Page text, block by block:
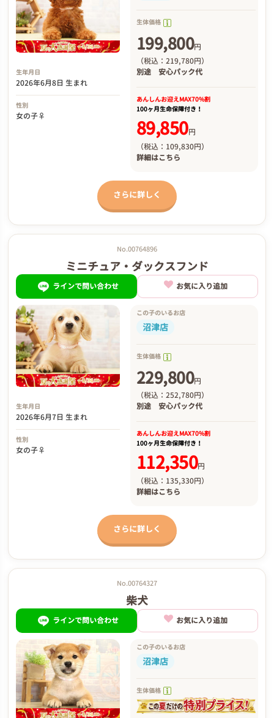
生年月日
2026年6月8日 生まれ
性別
女の子♀
生体価格
199,800円
（税込：219,780円）
別途 安心パック代
あんしんお迎えMAX70%割
100ヶ月生命保障付き！
89,850円
（税込：109,830円）
詳細はこちら
さらに詳しく
No.00764896
ミニチュア・ダックスフンド
ラインで問い合わせ お気に入り追加
生年月日
2026年6月7日 生まれ
性別
女の子♀
この子のいるお店
沼津店
生体価格
229,800円
（税込：252,780円）
別途 安心パック代
あんしんお迎えMAX70%割
100ヶ月生命保障付き！
112,350円
（税込：135,330円）
詳細はこちら
さらに詳しく
No.00764327
柴犬
ラインで問い合わせ お気に入り追加
この子のいるお店
沼津店
生体価格